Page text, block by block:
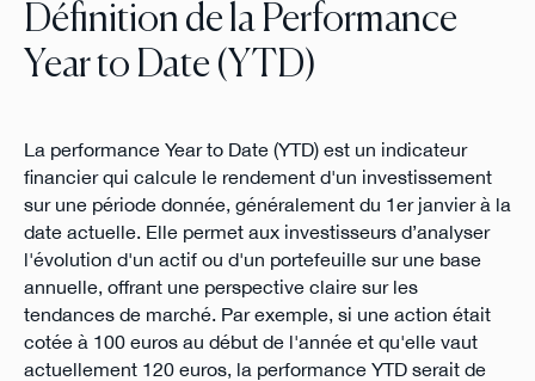
Définition de la Performance
Year to Date (YTD)
La performance Year to Date (YTD) est un indicateur
financier qui calcule le rendement d'un investissement
sur une période donnée, généralement du 1er janvier à la
date actuelle. Elle permet aux investisseurs d’analyser
l'évolution d'un actif ou d'un portefeuille sur une base
annuelle, offrant une perspective claire sur les
tendances de marché. Par exemple, si une action était
cotée à 100 euros au début de l'année et qu'elle vaut
actuellement 120 euros, la performance YTD serait de